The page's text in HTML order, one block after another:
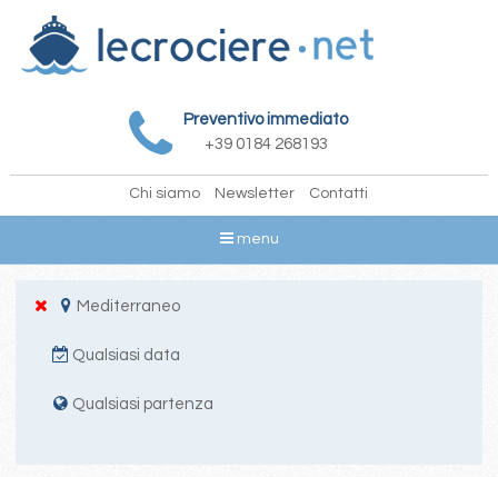
Preventivo immediato
+39 0184 268193
Chi siamo Newsletter Contatti
menu
Mediterraneo
Qualsiasi data
Qualsiasi partenza